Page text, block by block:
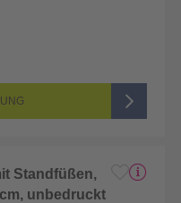
Standfüßen,
unbedruckt